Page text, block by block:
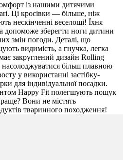
із нашими дитячими
Ці кросівки — більше, ніж
нескінченні веселощі! Їхня
допоможе зберегти ноги дитини
змін погоди. Деталі, що
видимість, а гнучка, легка
закруглений дизайн Rolling
насолоджуватися більш плавною
у використанні застібку-
для індивідуальної посадки.
Happy Fit полегшують пошук
Вони не містять
тваринного походження!